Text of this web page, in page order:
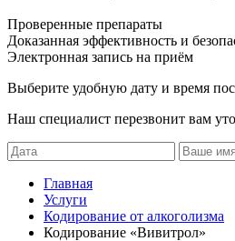
Проверенные препараты
Доказанная эффективность и
Электронная запись на приём
Выберите удобную дату и время
Наш специалист перезвонит вам
Главная
Услуги
Кодирование от алкоголизма
Кодирование «Вивитрол»